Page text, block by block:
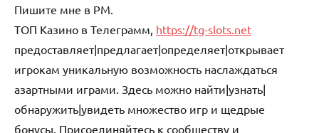
Пишите мне в PM.
ТОП Казино в Телеграмм, https://tg-slots.net
предоставляет|предлагает|определяет|открывает
игрокам уникальную возможность наслаждаться
азартными играми. Здесь можно найти|узнать|
обнаружить|увидеть множество игр и щедрые
бонусы. Присоединяйтесь к сообществу и